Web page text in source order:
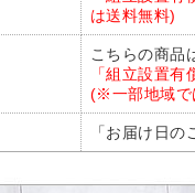
は送料無料)
こちらの商品
「組立設置
(※一部地域で
「お届け日